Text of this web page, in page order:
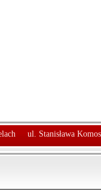
ul. Stanisława